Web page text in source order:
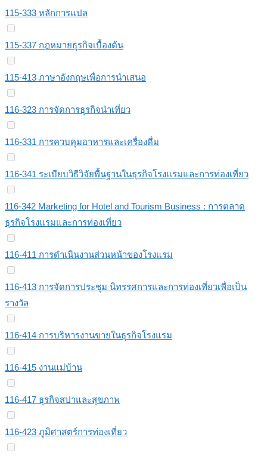
115-333 หลักการแปล
115-337 กฎหมายธุรกิจเบื้องต้น
115-413 ภาษาอังกฤษเพื่อการนำเสนอ
116-323 การจัดการธุรกิจนำเที่ยว
116-331 การควบคุมอาหารและเครื่องดื่ม
116-341 ระเบียบวิธีวิจัยพื้นฐานในธุรกิจโรงแรมและการท่องเที่ยว
116-342 Marketing for Hotel and Tourism Business : การตลาด
ธุรกิจโรงแรมและการท่องเที่ยว
116-411 การดำเนินงานส่วนหน้าของโรงแรม
116-413 การจัดการประชุม นิทรรศการและการท่องเที่ยวเพื่อเป็น
รางวัล
116-414 การบริหารงานขายในธุรกิจโรงแรม
116-415 งานแม่บ้าน
116-417 ธุรกิจสปาและสุขภาพ
116-423 ภูมิศาสตร์การท่องเที่ยว